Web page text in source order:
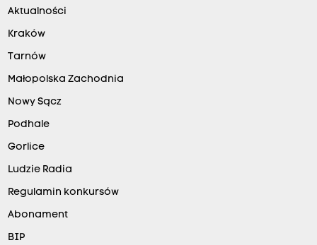
Aktualności
Kraków
Tarnów
Małopolska Zachodnia
Nowy Sącz
Podhale
Gorlice
Ludzie Radia
Regulamin konkursów
Abonament
BIP